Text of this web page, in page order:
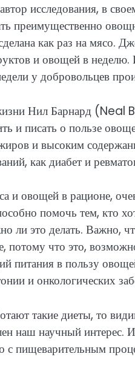
исследования, в
преимущественно
как раз на мясо.
и овощей в
у добровольцев
Нил Барнард (Neal
и писать о пользе
и высоким
как диабет и
и овощей в рационе,
помочь тем, кто
ли это делать. Важно,
потому что это,
питания в пользу
и онкологических
такие диеты, то
наш научный интерес.
с пищеварительным